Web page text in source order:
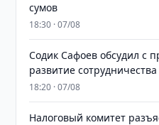
сумов
18:30 · 07/08
Содик Сафоев обсудил с
развитие сотрудничества
18:20 · 07/08
Налоговый комитет